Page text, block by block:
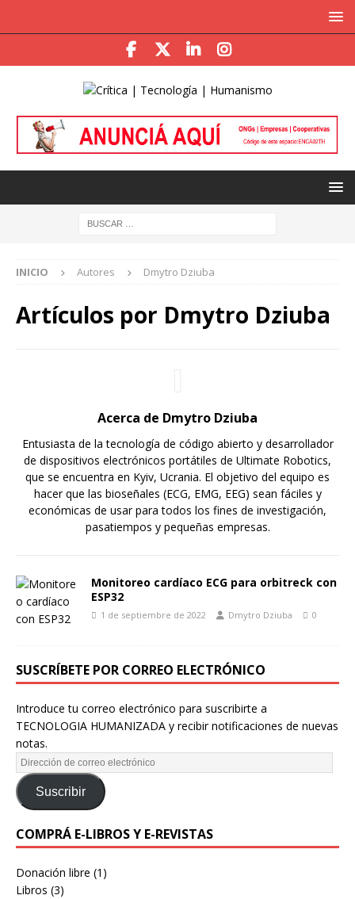
INICIO Autores Dmytro Dziuba
Artículos por Dmytro Dziuba
Acerca de Dmytro Dziuba
Entusiasta de la tecnología de código abierto y desarrollador
de dispositivos electrónicos portátiles de Ultimate Robotics,
que se encuentra en Kyiv, Ucrania. El objetivo del equipo es
hacer que las bioseñales (ECG, EMG, EEG) sean fáciles y
económicas de usar para todos los fines de investigación,
pasatiempos y pequeñas empresas.
Monitoreo cardíaco ECG para orbitreck con
ESP32
1 de septiembre de 2022 Dmytro Dziuba 0
SUSCRÍBETE POR CORREO ELECTRÓNICO
Introduce tu correo electrónico para suscribirte a
TECNOLOGIA HUMANIZADA y recibir notificaciones de nuevas
notas.
Suscribir
COMPRÁ E-LIBROS Y E-REVISTAS
Donación libre (1)
Libros (3)